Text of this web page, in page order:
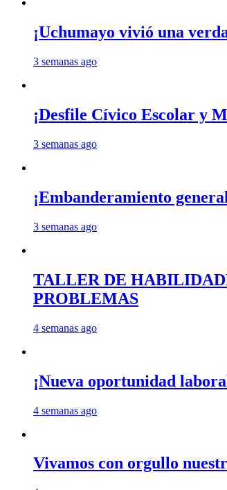
¡Uchumayo vivió una
3 semanas ago
¡Desfile Cívico Escolar y
3 semanas ago
¡Embanderamiento
3 semanas ago
TALLER DE
PROBLEMAS
4 semanas ago
¡Nueva oportunidad
4 semanas ago
Vivamos con orgullo